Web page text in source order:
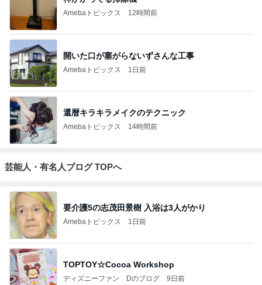
Amebaトピックス 12時間前
開いた口が塞がらないずさんな工事
Amebaトピックス 1日前
還暦キラキラメイクのテクニック
Amebaトピックス 14時間前
芸能人・有名人ブログ TOPへ
要介護5の志茂田景樹 入浴は3人がかり
Amebaトピックス 1日前
TOPTOY☆Cocoa Workshop
ディズニーファン Dのブログ 9日前